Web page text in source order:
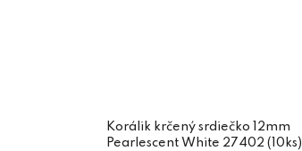
Korálik krčený srdiečko 12mm
Pearlescent White 27402 (10ks)